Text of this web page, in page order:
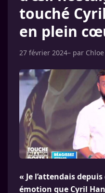
touché
en plein
27 février 2024– par
« Je l’attendais depuis
émotion que Cyril